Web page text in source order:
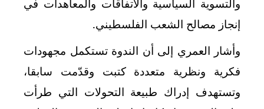
والتسوية السياسية والاتفاقات والمعاهدات في
إنجاز مصالح الشعب الفلسطيني.
وأشار العمري إلى أن الندوة تستكمل مجهودات
فكرية ونظرية متعددة كتبت وقدّمت سابقا،
وتستهدف إدراك طبيعة التحولات التي طرأت